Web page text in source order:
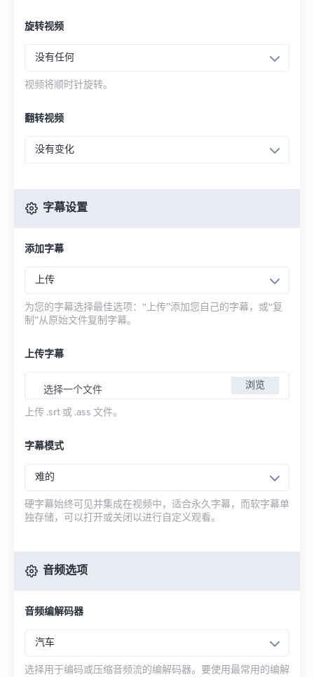
旋转视频
没有任何
视频将顺时针旋转。
翻转视频
没有变化
字幕设置
添加字幕
上传
为您的字幕选择最佳选项：“上传”添加您自己的字幕，或“复
制”从原始文件复制字幕。
上传字幕
选择一个文件 浏览
上传 .srt 或 .ass 文件。
字幕模式
难的
硬字幕始终可见并集成在视频中，适合永久字幕，而软字幕单
独存储，可以打开或关闭以进行自定义观看。
音频选项
音频编解码器
汽车
选择用于编码或压缩音频流的编解码器。要使用最常用的编解